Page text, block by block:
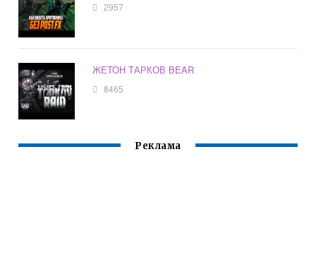
2957
ЖЕТОН ТАРКОВ BEAR
8465
Реклама